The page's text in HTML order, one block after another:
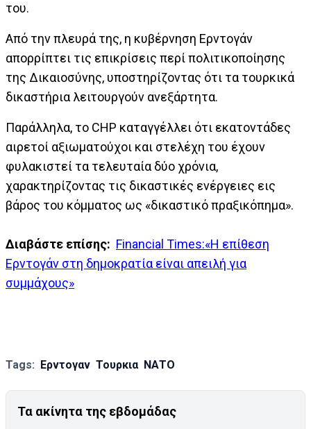
του.
Από την πλευρά της, η κυβέρνηση Ερντογάν
απορρίπτει τις επικρίσεις περί πολιτικοποίησης
της Δικαιοσύνης, υποστηρίζοντας ότι τα τουρκικά
δικαστήρια λειτουργούν ανεξάρτητα.
Παράλληλα, το CHP καταγγέλλει ότι εκατοντάδες
αιρετοί αξιωματούχοι και στελέχη του έχουν
φυλακιστεί τα τελευταία δύο χρόνια,
χαρακτηρίζοντας τις δικαστικές ενέργειες εις
βάρος του κόμματος ως «δικαστικό πραξικόπημα».
Διαβάστε επίσης: Financial Times:«Η επίθεση
Ερντογάν στη δημοκρατία είναι απειλή για
συμμάχους»
Tags: Ερντογαν Τουρκια ΝΑΤΟ
Τα ακίνητα της εβδομάδας